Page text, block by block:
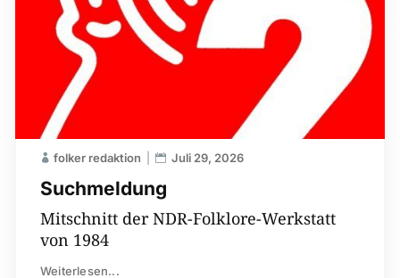
Suchmeldung
folker redaktion Juli 29, 2026
Mitschnitt der NDR-Folklore-Werkstatt
von 1984
Weiterlesen...